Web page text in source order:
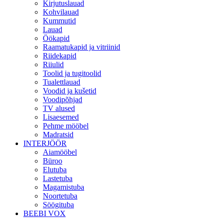
Kirjutuslauad
Kohvilauad
Kummutid
Lauad
Öökapid
Raamatukapid ja vitriinid
Riidekapid
Riiulid
Toolid ja tugitoolid
Tualettlauad
Voodid ja kušetid
Voodipõhjad
TV alused
Lisaesemed
Pehme mööbel
Madratsid
INTERJÖÖR
Aiamööbel
Büroo
Elutuba
Lastetuba
Magamistuba
Noortetuba
Söögituba
BEEBI VOX